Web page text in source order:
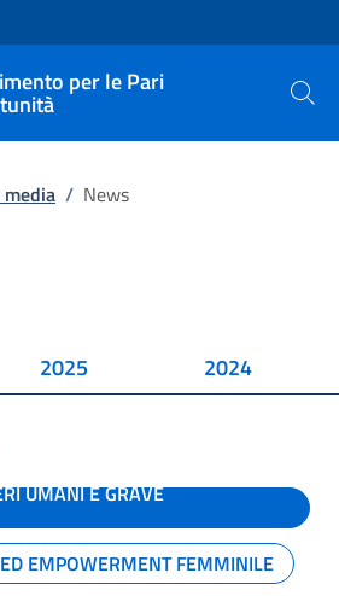
per le Pari
Cerca
/ News
2025 2024
UMANI E GRAVE
EMPOWERMENT FEMMINILE